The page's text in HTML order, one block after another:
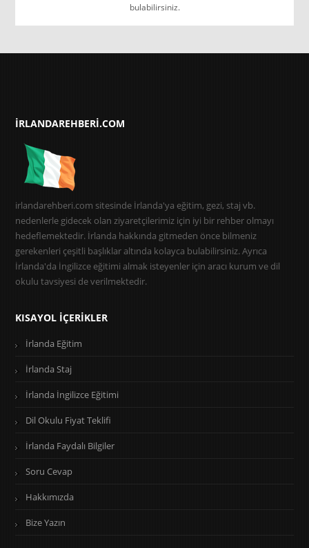
bulabilirsiniz.
IRLANDAREHBERI.COM
irlandarehberi.com sitesinde İrlanda'ya eğitim, gezi, staj vb.
nedenlerle gidecek olan ziyaretçilerimiz için iyi bir rehber olmayı
hedeflemektedir. İrlanda hakkında gitmeden önce bilmeniz
gerekenleri çeşitli başlıklar altında kolayca bulabilirsiniz. Ayrıca
İrlanda'da İngilizce eğitimi almak isteyenler için aracı kurum ve dil
okulu tavsiyesi de verilmektedir.
KISAYOL İÇERIKLER
İrlanda Eğitim
İrlanda Staj
İrlanda İngilizce Eğitimi
Dil Okulu Fiyat Teklifi
İrlanda Faydalı Bilgiler
Soru Cevap
Hakkımızda
Bize Yazın